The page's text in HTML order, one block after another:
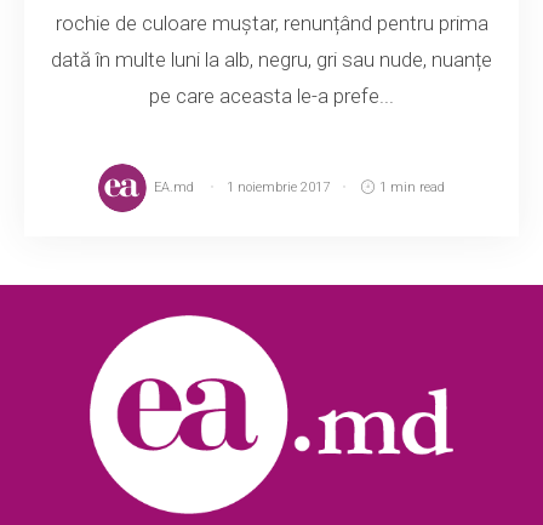
rochie de culoare muștar, renunțând pentru prima
dată în multe luni la alb, negru, gri sau nude, nuanțe
pe care aceasta le-a prefe...
EA.md 1 noiembrie 2017 1 min read